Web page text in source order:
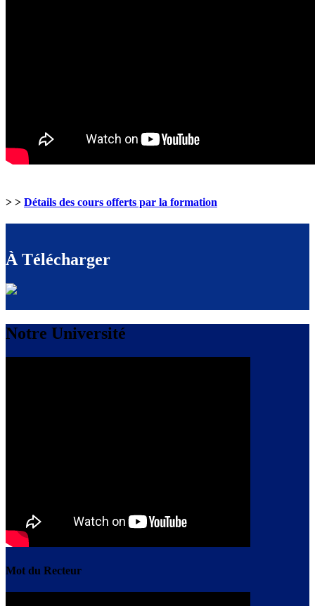
> > Détails des cours offerts par la formation
À Télécharger
Notre Université
Mot du Recteur